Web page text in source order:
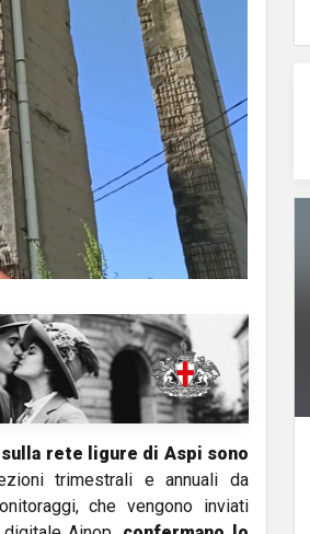
rete ligure di Aspi sono
trimestrali e annuali da
che vengono inviati